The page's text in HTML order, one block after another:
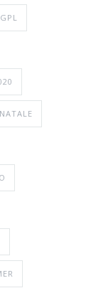
GPL
NATALE